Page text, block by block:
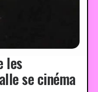
les
se cinéma